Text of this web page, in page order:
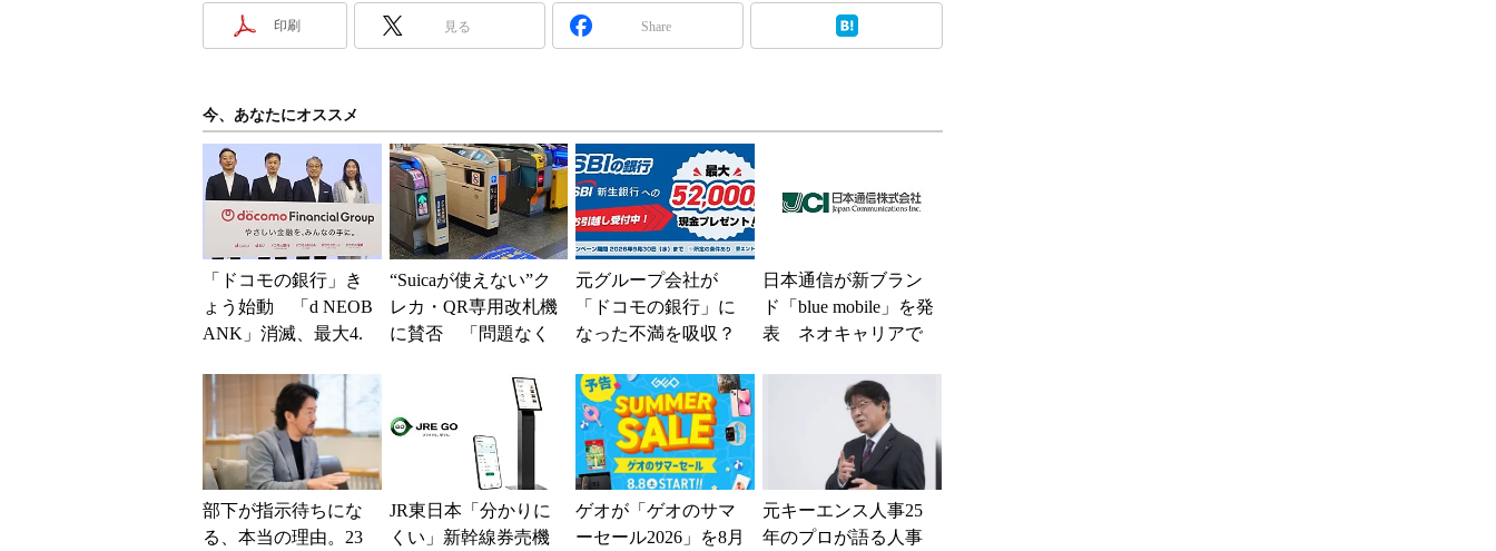
印刷 見る Share
今、あなたにオススメ
「ドコモの銀行」き
ょう始動 「d NEOB
ANK」消滅、最大4.
解説
“Suicaが使えない”ク
レカ・QR専用改札機
に賛否 「問題なく
系ICの方がスムー...
元グループ会社が
「ドコモの銀行」に
なった不満を吸収？
BIの銀行」として最
大5....
日本通信が新ブラン
ド「blue mobile」を発
表 ネオキャリアで
部下が指示待ちにな
る、本当の理由。23
JR東日本「分かりに
くい」新幹線券売機
ゲオが「ゲオのサマ
ーセール2026」を8月
元キーエンス人事25
年のプロが語る人事